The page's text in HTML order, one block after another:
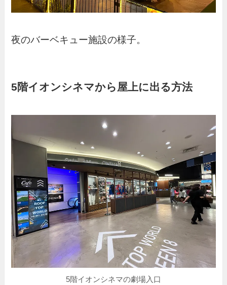
夜のバーベキュー施設の様子。
5階イオンシネマから屋上に出る方法
5階イオンシネマの劇場入口